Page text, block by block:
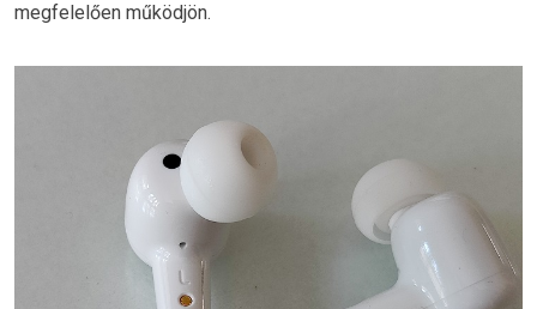
megfelelően működjön.